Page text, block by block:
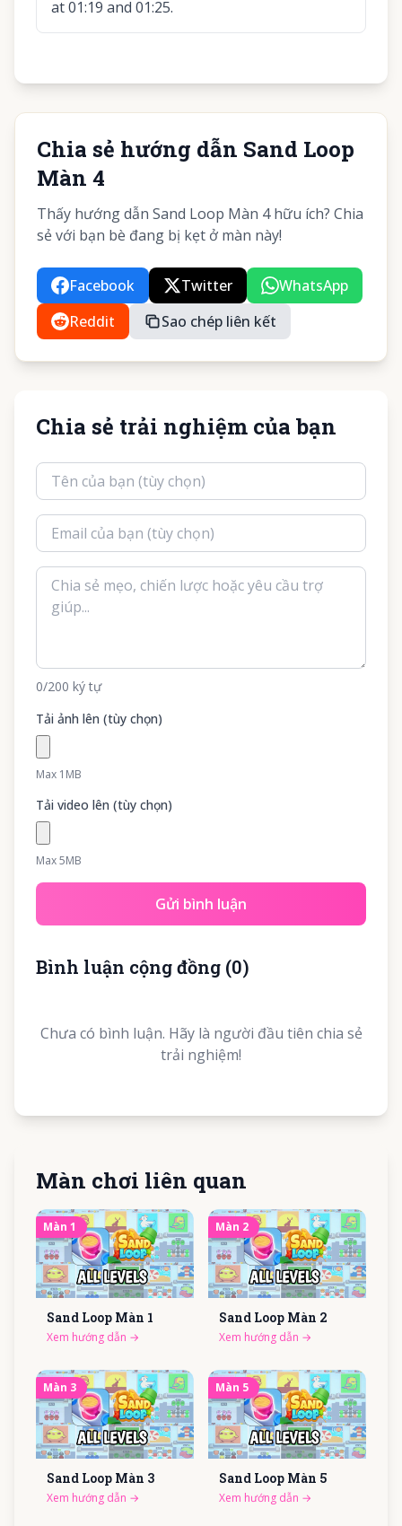
at 01:19 and 01:25.
Chia sẻ hướng dẫn Sand Loop
Màn 4
Thấy hướng dẫn Sand Loop Màn 4 hữu ích? Chia
sẻ với bạn bè đang bị kẹt ở màn này!
Facebook Twitter
WhatsApp
Reddit
Sao chép liên kết
Chia sẻ trải nghiệm của bạn
0/200 ký tự
Tải ảnh lên (tùy chọn)
Max 1MB
Tải video lên (tùy chọn)
Max 5MB
Gửi bình luận
Bình luận cộng đồng (0)
Chưa có bình luận. Hãy là người đầu tiên chia sẻ
trải nghiệm!
Màn chơi liên quan
Màn 1
Sand Loop Màn 1
Xem hướng dẫn →
Màn 2
Sand Loop Màn 2
Xem hướng dẫn →
Màn 3
Sand Loop Màn 3
Xem hướng dẫn →
Màn 5
Sand Loop Màn 5
Xem hướng dẫn →